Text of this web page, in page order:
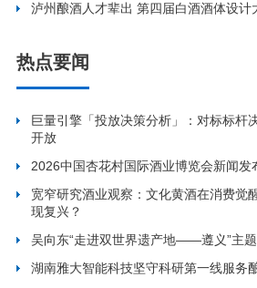
泸州酿酒人才辈出 第四届白酒酒体设计
热点要闻
巨量引擎「投放决策分析」：对标标杆
开放
2026中国杏花村国际酒业博览会新闻发
宽窄研究酒业观察：文化黄酒在消费觉
现复兴？
吴向东“走进双世界遗产地——遵义”主
湖南雅大智能科技坚守科研第一线服务